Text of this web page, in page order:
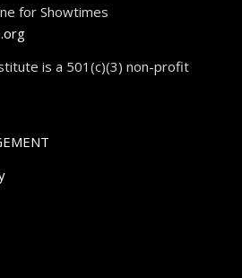
for Showtimes
is a 501(c)(3) non-profit